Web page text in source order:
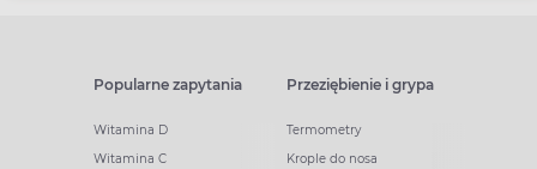
Popularne zapytania
Witamina D
Witamina C
Przeziębienie i grypa
Termometry
Krople do nosa